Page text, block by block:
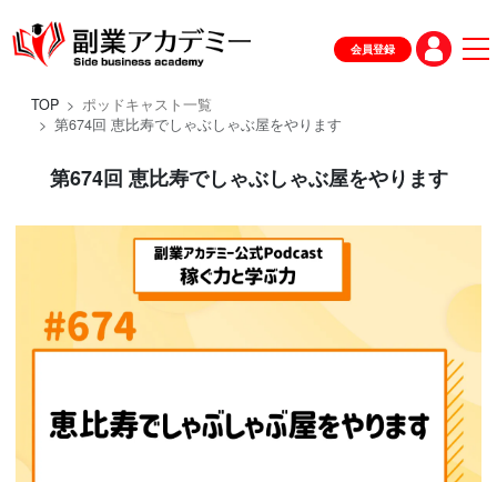
会員登録
TOP
ポッドキャスト一覧
第674回 恵比寿でしゃぶしゃぶ屋をやります
第674回 恵比寿でしゃぶしゃぶ屋をやります